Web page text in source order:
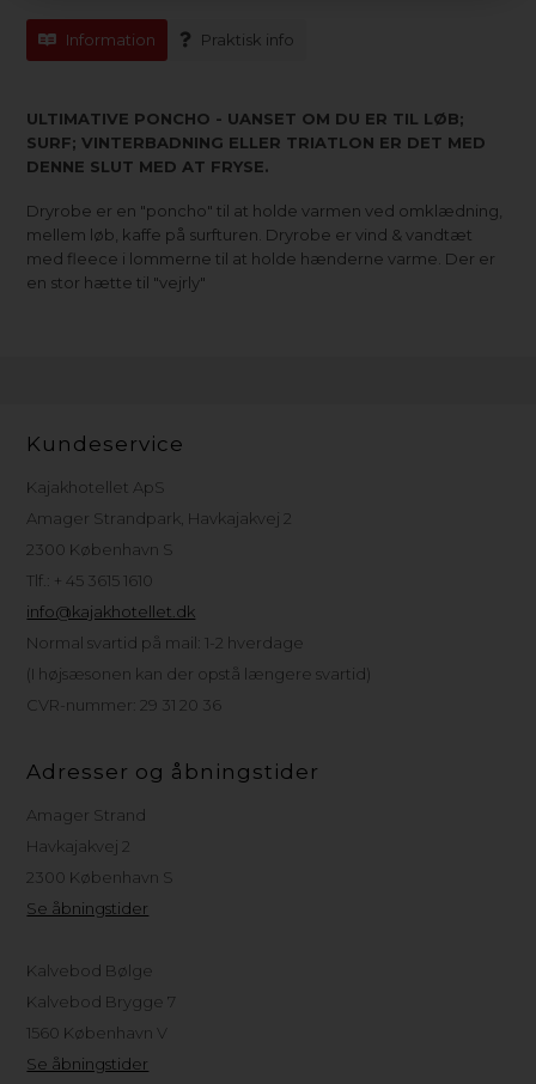
Information Praktisk info
ULTIMATIVE PONCHO - UANSET OM DU ER TIL LØB;
SURF; VINTERBADNING ELLER TRIATLON ER DET MED
DENNE SLUT MED AT FRYSE.
Dryrobe er en "poncho" til at holde varmen ved omklædning,
mellem løb, kaffe på surfturen. Dryrobe er vind & vandtæt
med fleece i lommerne til at holde hænderne varme. Der er
en stor hætte til "vejrly"
Kundeservice
Kajakhotellet ApS
Amager Strandpark, Havkajakvej 2
2300 København S
Tlf.: + 45 3615 1610
info@kajakhotellet.dk
Normal svartid på mail: 1-2 hverdage
(I højsæsonen kan der opstå længere svartid)
CVR-nummer: 29 31 20 36
Adresser og åbningstider
Amager Strand
Havkajakvej 2
2300 København S
Se åbningstider
Kalvebod Bølge
Kalvebod Brygge 7
1560 København V
Se åbningstider